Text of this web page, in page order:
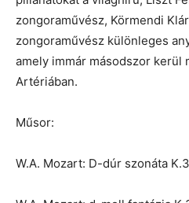
zongoraművész, Körmendi
zongoraművész különleges
amely immár másodszor kerül
Artériában.
Műsor:
W.A. Mozart: D-dúr szonáta